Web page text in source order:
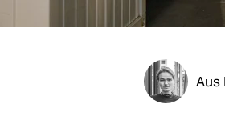
Aus